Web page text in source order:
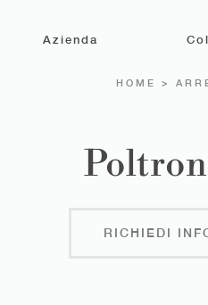
Azienda
HOME >
RICHIEDI